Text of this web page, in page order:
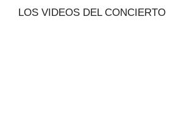
LOS VIDEOS DEL CONCIERTO